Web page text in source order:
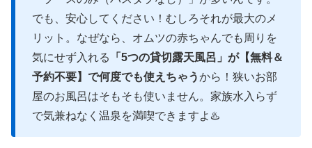
でも、安心してください！むしろそれが最大のメ
リット。なぜなら、オムツの赤ちゃんでも周りを
気にせず入れる
「5つの貸切露天風呂」が【無料＆
予約不要】で何度でも使えちゃうから！狭いお部
屋のお風呂はそもそも使いません。家族水入らず
で気兼ねなく温泉を満喫できますよ♨️